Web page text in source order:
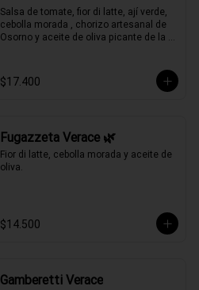
Salsa de tomate, fior di latte, ají verde,
cebolla morada , chorizo artesanal de
Osorno y aceite de oliva picante de la
$17.400
Fugazzeta Verace 🌿
Fior di latte, cebolla morada y aceite de
oliva.
$14.500
Gamberetti Verace